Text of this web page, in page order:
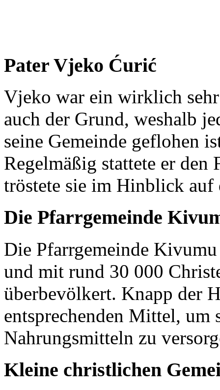
Pater Vjeko Ćurić
Vjeko war ein wirklich
auch der Grund, weshalb
seine Gemeinde geflohen
Regelmäßig stattete er
tröstete sie im Hinblick
Die Pfarrgemeinde
Die Pfarrgemeinde
und mit rund 30 000
überbevölkert. Knapp der
entsprechenden Mittel, um
Nahrungsmitteln zu
Kleine christlichen